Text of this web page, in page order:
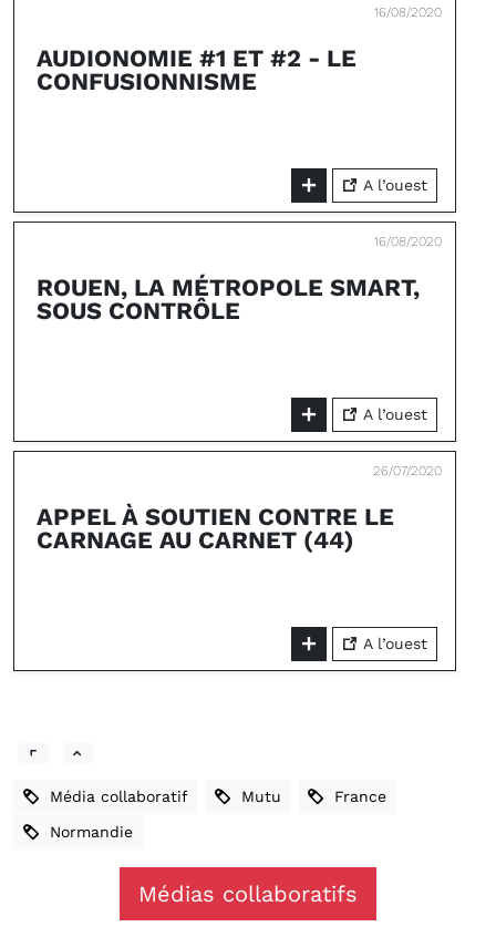
16/08/2020
AUDIONOMIE #1 ET #2 - LE
CONFUSIONNISME
A l’ouest
16/08/2020
ROUEN, LA MÉTROPOLE SMART,
SOUS CONTRÔLE
A l’ouest
26/07/2020
APPEL À SOUTIEN CONTRE LE
CARNAGE AU CARNET (44)
A l’ouest
Média collaboratif Mutu France
Normandie
Médias collaboratifs